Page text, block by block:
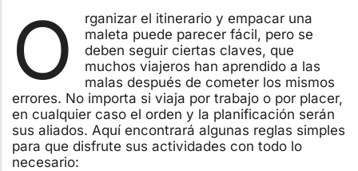
O
rganizar el itinerario y empacar una
maleta puede parecer fácil, pero se
deben seguir ciertas claves, que
muchos viajeros han aprendido a las
malas después de cometer los mismos
errores. No importa si viaja por trabajo o por placer,
en cualquier caso el orden y la planificación serán
sus aliados. Aquí encontrará algunas reglas simples
para que disfrute sus actividades con todo lo
necesario: